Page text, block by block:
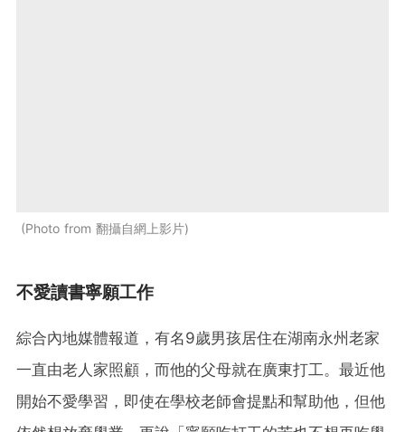
Photo from 翻攝自網上影片
不愛讀書寧願工作
綜合內地媒體報道，有名9歲男孩居住在湖南永州老家
一直由老人家照顧，而他的父母就在廣東打工。最近他
開始不愛學習，即使在學校老師會提點和幫助他，但他